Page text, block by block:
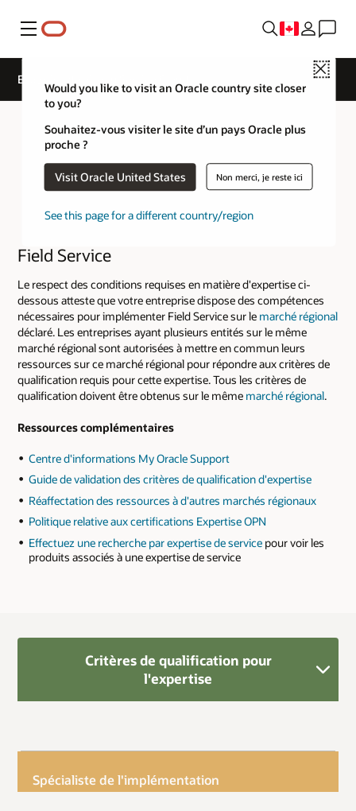
Menu
Close
Would you like to visit an Oracle country site closer
to you?
Souhaitez-vous visiter le site d’un pays Oracle plus
proche ?
Visit Oracle United States Non merci, je reste ici
See this page for a different country/region
Expertise de niveau Service Cloud
Field Service
Le respect des conditions requises en matière d'expertise ci-
dessous atteste que votre entreprise dispose des compétences
nécessaires pour implémenter Field Service sur le marché régional
déclaré. Les entreprises ayant plusieurs entités sur le même
marché régional sont autorisées à mettre en commun leurs
ressources sur ce marché régional pour répondre aux critères de
qualification requis pour cette expertise. Tous les critères de
qualification doivent être obtenus sur le même marché régional.
Ressources complémentaires
Centre d'informations My Oracle Support
Guide de validation des critères de qualification d'expertise
Réaffectation des ressources à d'autres marchés régionaux
Politique relative aux certifications Expertise OPN
Effectuez une recherche par expertise de service pour voir les
produits associés à une expertise de service
Critères de qualification pour
l'expertise
Spécialiste de l'implémentation